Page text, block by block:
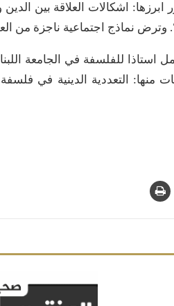
ابرزها: اشكالات العلاقة بين
نماذج اجتماعية ناجزة من
استاذا للفلسفة في الجامعة
منها: التعددية الدينية في